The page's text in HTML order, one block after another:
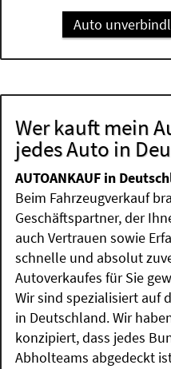
Auto
Wer kauft mein
jedes Auto in
AUTOANKAUF in
Beim Fahrzeugverkauf
Geschäftspartner, der
auch Vertrauen sowie
schnelle und absolut
Autoverkaufes für Sie
Wir sind spezialisiert auf
in Deutschland. Wir
konzipiert, dass jedes
Abholteams abgedeckt